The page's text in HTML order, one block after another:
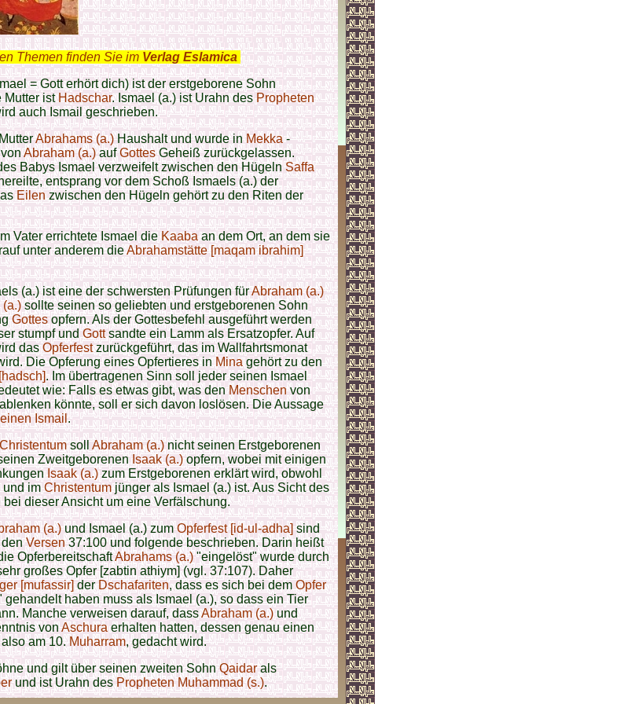
Themen finden Sie im Verlag Eslamica
= Gott erhört dich) ist der erstgeborene Sohn
Mutter istHadschar. Ismael (a.) ist Urahn desPropheten
auch Ismail geschrieben.
Abrahams (a.)Haushalt und wurde inMekka-
vonAbraham (a.)aufGottesGeheiß zurückgelassen.
Babys Ismael verzweifelt zwischen den HügelnSaffa
entsprang vor dem Schoß Ismaels (a.) der
Eilenzwischen den Hügeln gehört zu den Riten der
Vater errichtete Ismael dieKaabaan dem Ort, an dem sie
unter anderem dieAbrahamstätte [maqam ibrahim]
(a.) ist eine der schwersten Prüfungen fürAbraham (a.)
(a.)sollte seinen so geliebten und erstgeborenen Sohn
Gottesopfern. Als der Gottesbefehl ausgeführt werden
stumpf undGottsandte ein Lamm als Ersatzopfer. Auf
dasOpferfestzurückgeführt, das im Wallfahrtsmonat
Die Opferung eines Opfertieres inMinagehört zu den
. Im übertragenen Sinn soll jeder seinen Ismael
wie: Falls es etwas gibt, was denMenschenvon
könnte, soll er sich davon loslösen. Die Aussage
Ismail.
ChristentumsollAbraham (a.)nicht seinen Erstgeborenen
ZweitgeborenenIsaak (a.)opfern, wobei mit einigen
Isaak (a.)zum Erstgeborenen erklärt wird, obwohl
und imChristentumjünger als Ismael (a.) ist. Aus Sicht des
dieser Ansicht um eine Verfälschung.
(a.)und Ismael (a.) zumOpferfest [id-ul-adha]sind
Versen37:100 und folgende beschrieben. Darin heißt
OpferbereitschaftAbrahams (a.)"eingelöst" wurde durch
großes Opfer [zabtin athiym] (vgl. 37:107). Daher
[mufassir]derDschafariten, dass es sich bei dem Opfer
gehandelt haben muss als Ismael (a.), so dass ein Tier
Manche verweisen darauf, dassAbraham (a.)und
vonAschuraerhalten hatten, dessen genau einen
also am 10.Muharram, gedacht wird.
und gilt über seinen zweiten SohnQaidarals
und ist Urahn desPropheten Muhammad (s.).